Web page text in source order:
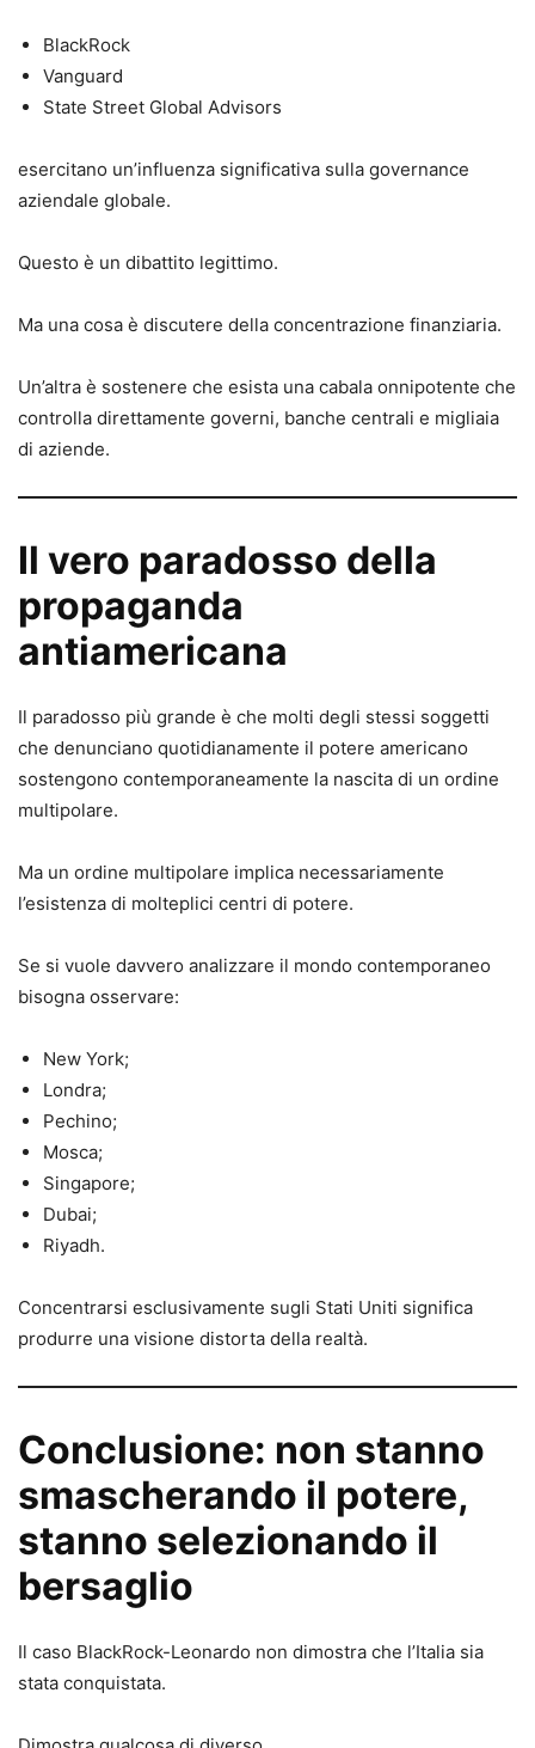
BlackRock
Vanguard
State Street Global Advisors
esercitano un’influenza significativa sulla governance
aziendale globale.
Questo è un dibattito legittimo.
Ma una cosa è discutere della concentrazione finanziaria.
Un’altra è sostenere che esista una cabala onnipotente che
controlla direttamente governi, banche centrali e migliaia
di aziende.
Il vero paradosso della
propaganda
antiamericana
Il paradosso più grande è che molti degli stessi soggetti
che denunciano quotidianamente il potere americano
sostengono contemporaneamente la nascita di un ordine
multipolare.
Ma un ordine multipolare implica necessariamente
l’esistenza di molteplici centri di potere.
Se si vuole davvero analizzare il mondo contemporaneo
bisogna osservare:
New York;
Londra;
Pechino;
Mosca;
Singapore;
Dubai;
Riyadh.
Concentrarsi esclusivamente sugli Stati Uniti significa
produrre una visione distorta della realtà.
Conclusione: non stanno
smascherando il potere,
stanno selezionando il
bersaglio
Il caso BlackRock-Leonardo non dimostra che l’Italia sia
stata conquistata.